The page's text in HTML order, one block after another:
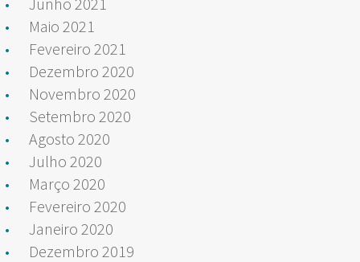
Maio 2021
Fevereiro 2021
Dezembro 2020
Novembro 2020
Setembro 2020
Agosto 2020
Julho 2020
Março 2020
Fevereiro 2020
Janeiro 2020
Dezembro 2019